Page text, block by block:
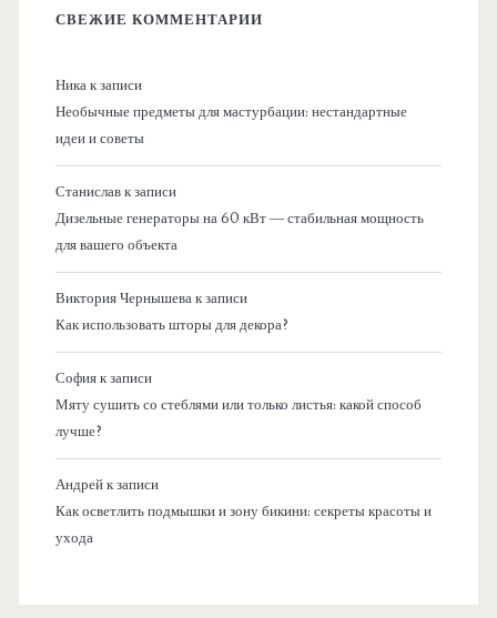
СВЕЖИЕ КОММЕНТАРИИ
Никак записи
Необычные предметы для мастурбации: нестандартные
идеи и советы
Станиславк записи
Дизельные генераторы на 60 кВт — стабильная мощность
для вашего объекта
Виктория Чернышевак записи
Как использовать шторы для декора?
Софияк записи
Мяту сушить со стеблями или только листья: какой способ
лучше?
Андрейк записи
Как осветлить подмышки и зону бикини: секреты красоты и
ухода